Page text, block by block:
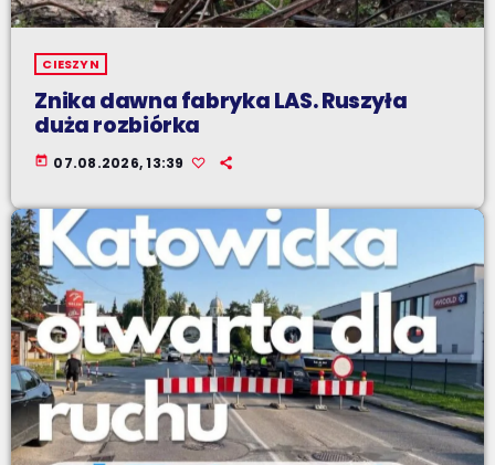
CIESZYN
Znika dawna fabryka LAS. Ruszyła
duża rozbiórka
today 07.08.2026, 13:39